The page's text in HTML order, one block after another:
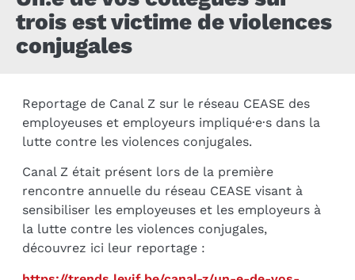
trois est victime de violences
conjugales
Reportage de Canal Z sur le réseau CEASE des
employeuses et employeurs impliqué·e·s dans la
lutte contre les violences conjugales.
Canal Z était présent lors de la première
rencontre annuelle du réseau CEASE visant à
sensibiliser les employeuses et les employeurs à
la lutte contre les violences conjugales,
découvrez ici leur reportage :